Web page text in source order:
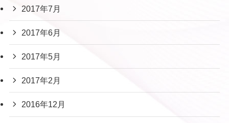
2017年7月
2017年6月
2017年5月
2017年2月
2016年12月